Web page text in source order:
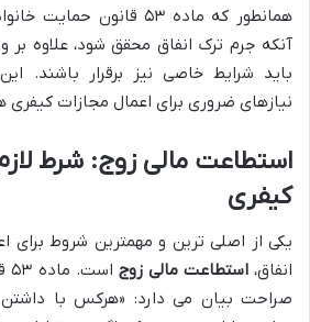
همانطور که ماده ۵۳ قانون
آنکه جرم ترک انفاق محقق شود، علاوه بر
باید شرایط خاصی نیز برقرار باشند.
نیازهای ضروری برای اعمال مجازات کیفری
استطاعت مالی زوج: شرط
کیفری
یکی از اصلی ترین و مهمترین شروط برای
انفاق،استطاعت مالی زوج
صراحت بیان می دارد: «هرکس با